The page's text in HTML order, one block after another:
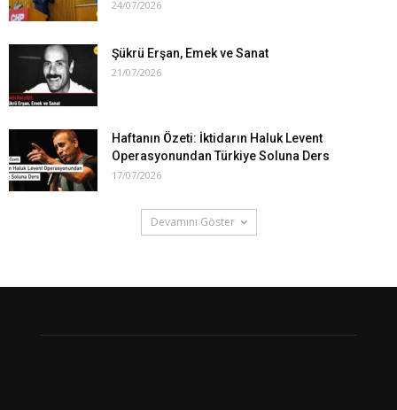
24/07/2026
Şükrü Erşan, Emek ve Sanat
21/07/2026
Haftanın Özeti: İktidarın Haluk Levent
Operasyonundan Türkiye Soluna Ders
17/07/2026
Devamını Göster